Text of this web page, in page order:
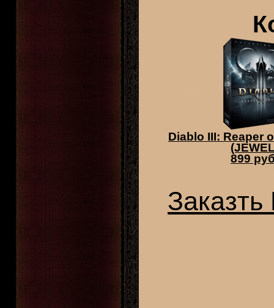
Diablo III: Reaper
899